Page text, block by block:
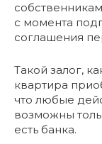
с момента
соглашения
Такой залог,
квартира
что любые
возможны
есть банка.